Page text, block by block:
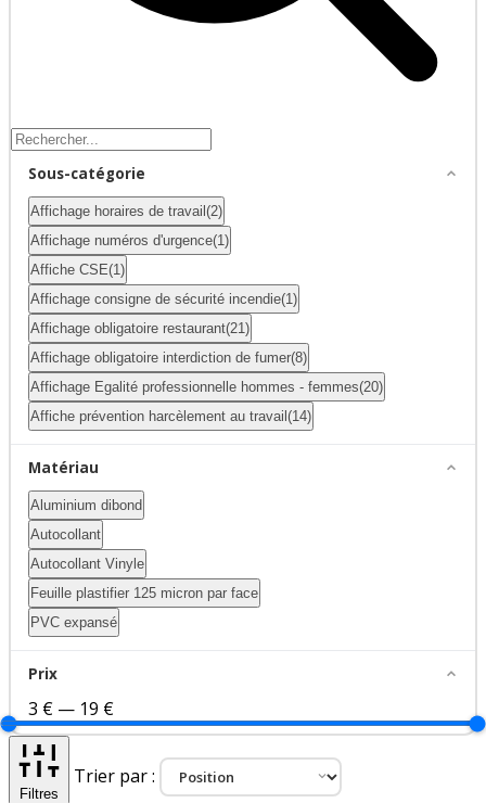
Sous-catégorie
Affichage horaires de travail (2)
Affichage numéros d'urgence(1)
Affiche CSE(1)
Affichage consigne de sécurité incendie(1)
Affichage obligatoire restaurant(21)
Affichage obligatoire interdiction de fumer(8)
Affichage Egalité professionnelle hommes - femmes(20)
Affiche prévention harcèlement au travail (14)
Matériau
Aluminium dibond
Autocollant
Autocollant Vinyle
Feuille plastifier 125 micron par face
PVC expansé
Prix
3 € — 19 €
Filtres
Trier par :